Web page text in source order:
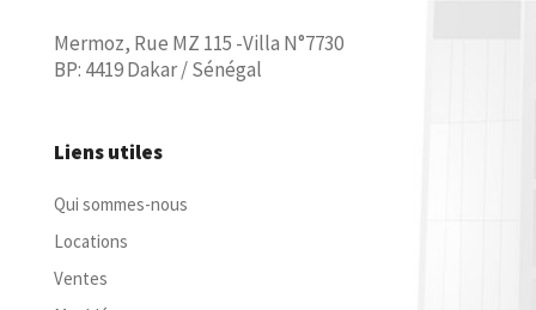
Mermoz, Rue MZ 115 -Villa N°7730
BP: 4419 Dakar / Sénégal
Liens utiles
Qui sommes-nous
Locations
Ventes